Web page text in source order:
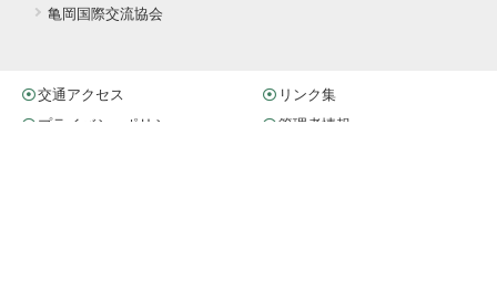
亀岡国際交流協会
交通アクセス
リンク集
プライバシーポリシー
管理者情報